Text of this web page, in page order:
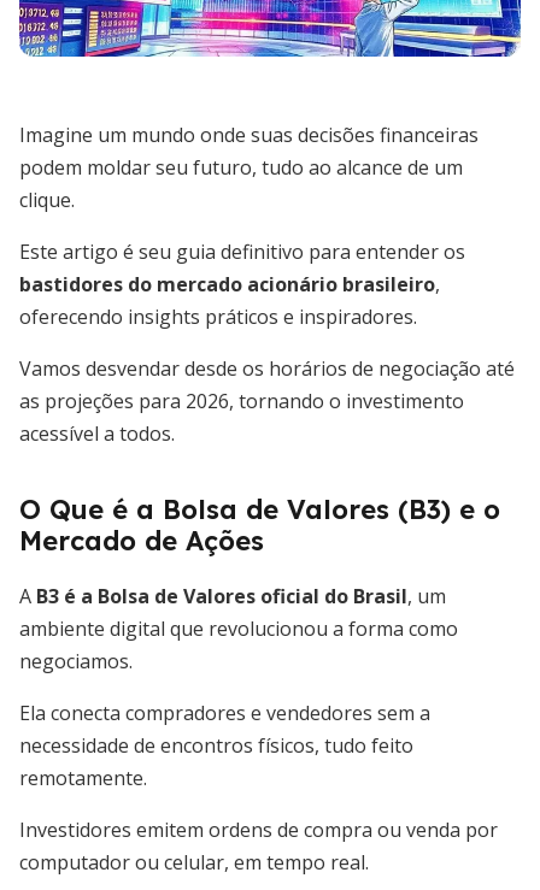
Imagine um mundo onde suas decisões financeiras
podem moldar seu futuro, tudo ao alcance de um
clique.
Este artigo é seu guia definitivo para entender os
bastidores do mercado acionário brasileiro,
oferecendo insights práticos e inspiradores.
Vamos desvendar desde os horários de negociação até
as projeções para 2026, tornando o investimento
acessível a todos.
O Que é a Bolsa de Valores (B3) e o
Mercado de Ações
A B3 é a Bolsa de Valores oficial do Brasil, um
ambiente digital que revolucionou a forma como
negociamos.
Ela conecta compradores e vendedores sem a
necessidade de encontros físicos, tudo feito
remotamente.
Investidores emitem ordens de compra ou venda por
computador ou celular, em tempo real.